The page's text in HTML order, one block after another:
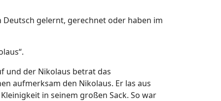
gelernt, gerechnet oder haben im
und der Nikolaus betrat das
aufmerksam den Nikolaus. Er las aus
in seinem großen Sack. So war